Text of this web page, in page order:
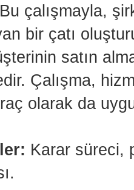
çalışmayla,
bir çatı
satın
Çalışma,
olarak da
Karar süreci,